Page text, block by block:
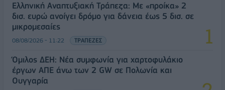
Ελληνική Αναπτυξιακή Τράπεζα: Με «προίκα» 2
δισ. ευρώ ανοίγει δρόμο για δάνεια έως 5 δισ. σε
μικρομεσαίες
08/08/2026 - 11:22 ΤΡΑΠΕΖΕΣ
Όμιλος ΔΕΗ: Νέα συμφωνία για χαρτοφυλάκιο
έργων ΑΠΕ άνω των 2 GW σε Πολωνία και
Ουγγαρία